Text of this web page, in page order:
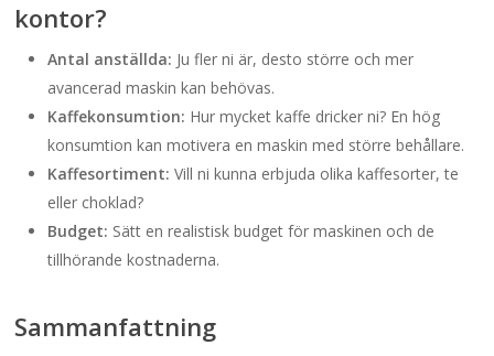
kontor?
Antal anställda: Ju fler ni är, desto större och mer
avancerad maskin kan behövas.
Kaffekonsumtion: Hur mycket kaffe dricker ni? En hög
konsumtion kan motivera en maskin med större behållare.
Kaffesortiment: Vill ni kunna erbjuda olika kaffesorter, te
eller choklad?
Budget: Sätt en realistisk budget för maskinen och de
tillhörande kostnaderna.
Sammanfattning